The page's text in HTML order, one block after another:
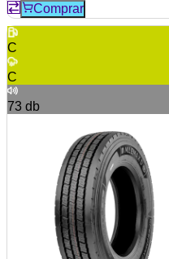
Comprar
C
C
73 db